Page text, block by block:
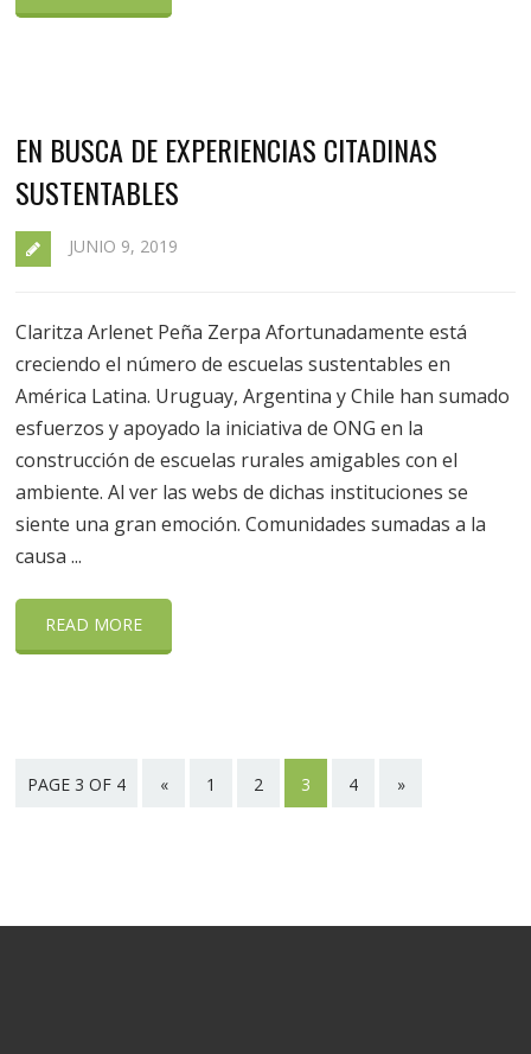
EN BUSCA DE EXPERIENCIAS CITADINAS
SUSTENTABLES
JUNIO 9, 2019
Claritza Arlenet Peña Zerpa Afortunadamente está
creciendo el número de escuelas sustentables en
América Latina. Uruguay, Argentina y Chile han sumado
esfuerzos y apoyado la iniciativa de ONG en la
construcción de escuelas rurales amigables con el
ambiente. Al ver las webs de dichas instituciones se
siente una gran emoción. Comunidades sumadas a la
causa ...
READ MORE
PAGE 3 OF 4 « 1 2 3 4 »